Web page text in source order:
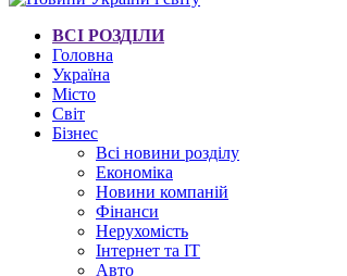
ВСІ РОЗДІЛИ
Головна
Україна
Місто
Світ
Бізнес
Всі новини розділу
Економіка
Новини компаній
Фінанси
Нерухомість
Інтернет та IT
Авто